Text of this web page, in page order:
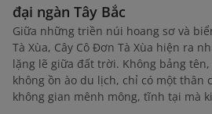
đại ngàn Tây Bắc
Giữa những triền núi hoang sơ và
Tà Xùa, Cây Cô Đơn Tà Xùa hiện ra
lặng lẽ giữa đất trời. Không bảng
không ồn ào du lịch, chỉ có một thân
không gian mênh mông, tĩnh tại mà